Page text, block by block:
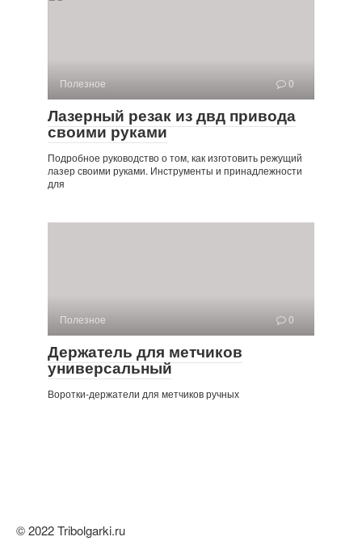
Полезное 0
Лазерный резак из двд привода
своими руками
Подробное руководство о том, как изготовить режущий
лазер своими руками. Инструменты и принадлежности
для
Полезное 0
Держатель для метчиков
универсальный
Воротки-держатели для метчиков ручных
© 2022 Tribolgarki.ru